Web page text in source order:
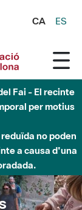
CA ES
Besòs -
degut a
el riu